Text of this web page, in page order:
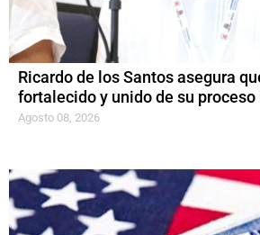
Ricardo de los Santos asegura
fortalecido y unido de su
Agosto 08, 2026